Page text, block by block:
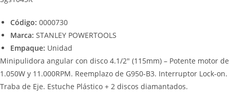
Código: 0000730
Marca: STANLEY POWERTOOLS
Empaque: Unidad
Minipulidora angular con disco 4.1/2″ (115mm) – Potente motor de
1.050W y 11.000RPM. Reemplazo de G950-B3. Interruptor Lock-on.
Traba de Eje. Estuche Plástico + 2 discos diamantados.